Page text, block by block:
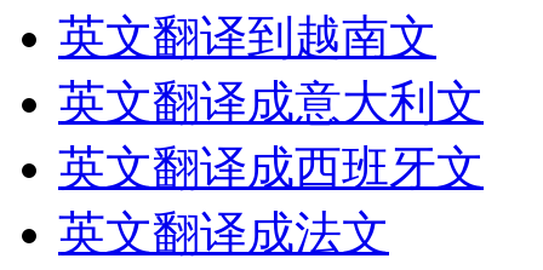
英文翻译到越南文
英文翻译成意大利文
英文翻译成西班牙文
英文翻译成法文